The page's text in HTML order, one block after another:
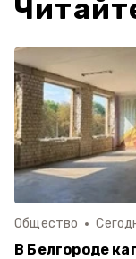
Общество
В Белгороде